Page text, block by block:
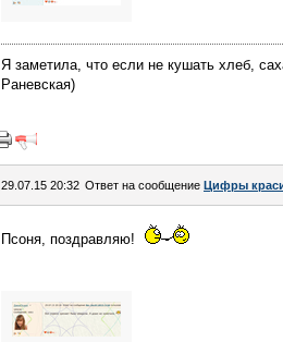
Я заметила, что если не кушать хлеб,
Раневская)
29.07.15 20:32 Ответ на сообщение Цифры
Псоня, поздравляю!